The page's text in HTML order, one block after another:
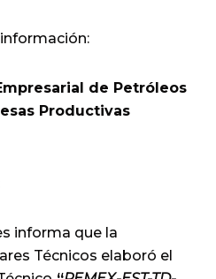
de Petróleos
Productivas
informa que la
Técnicos elaboró el